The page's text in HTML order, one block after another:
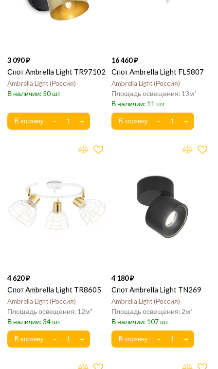
3 090
Спот Ambrella Light TR97102
Ambrella Light Россия
50
16 460
Спот Ambrella Light FL5807
Ambrella Light Россия
13
11
4 620
Спот Ambrella Light TR8605
Ambrella Light Россия
12
34
4 180
Спот Ambrella Light TN269
Ambrella Light Россия
2
107